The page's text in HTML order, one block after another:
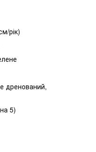
рік)
дренований,
5)